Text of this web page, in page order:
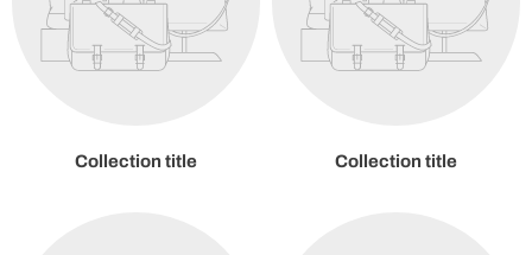
Collection title Collection title